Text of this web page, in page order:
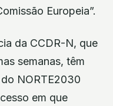
Europeia”.
da CCDR-N, que
semanas, têm
NORTE2030
em que